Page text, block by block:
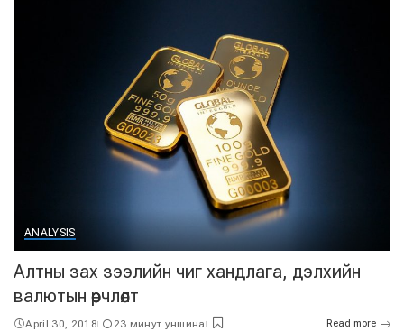
ANALYSIS
Алтны зах зээлийн чиг хандлага, дэлхийн
валютын өөрчлөлт
April 30, 2018 23 минут уншина Read more